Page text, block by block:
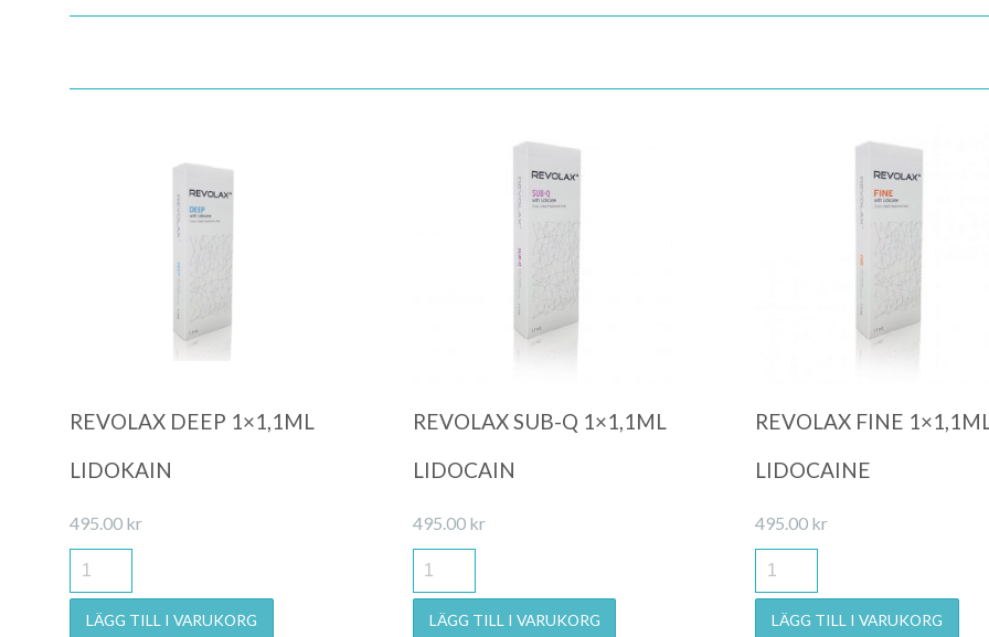
Quick View
REVOLAX DEEP 1×1,1ML
LIDOKAIN
495.00 kr
LÄGG TILL I VARUKORG
Quick View
REVOLAX SUB-Q 1×1,1ML
LIDOCAIN
495.00 kr
LÄGG TILL I VARUKORG
Quick View
REVOLAX FINE
LIDOCAINE
495.00 kr
LÄGG TILL I VARUKORG